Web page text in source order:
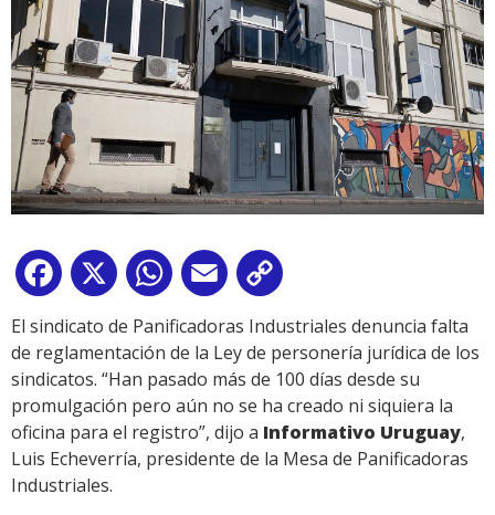
Facebook
X WhatsApp
Email
Link
El sindicato de Panificadoras Industriales denuncia falta
de reglamentación de la Ley de personería jurídica de los
sindicatos. “Han pasado más de 100 días desde su
promulgación pero aún no se ha creado ni siquiera la
oficina para el registro”, dijo a Informativo Uruguay,
Luis Echeverría, presidente de la Mesa de Panificadoras
Industriales.